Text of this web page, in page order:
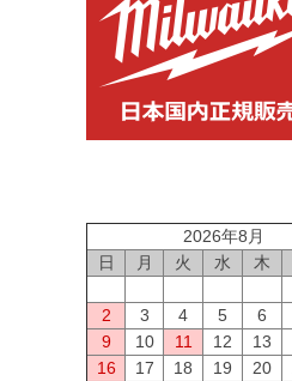
2026年8月
日
月 火 水 木
2
3 4 5 6
9
10 11 12 13
16
17 18 19 20